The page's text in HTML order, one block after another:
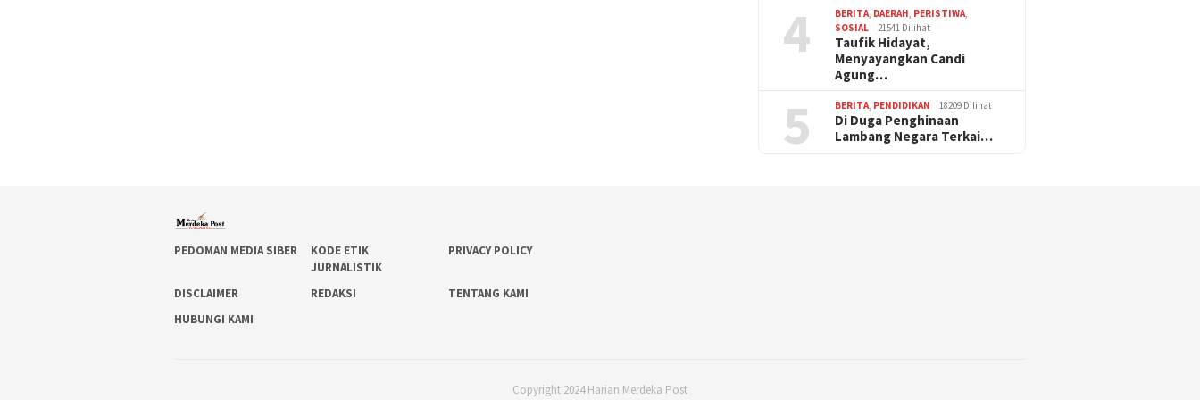
4 BERITA, DAERAH, PERISTIWA,
SOSIAL
21541 Dilihat
Taufik Hidayat,
Menyayangkan Candi
Agung…
5 BERITA, PENDIDIKAN 18209 Dilihat
Di Duga Penghinaan
Lambang Negara Terkai…
PEDOMAN MEDIA SIBER
KODE ETIK
JURNALISTIK
PRIVACY POLICY
DISCLAIMER REDAKSI
TENTANG KAMI
HUBUNGI KAMI
Copyright 2024 Harian Merdeka Post